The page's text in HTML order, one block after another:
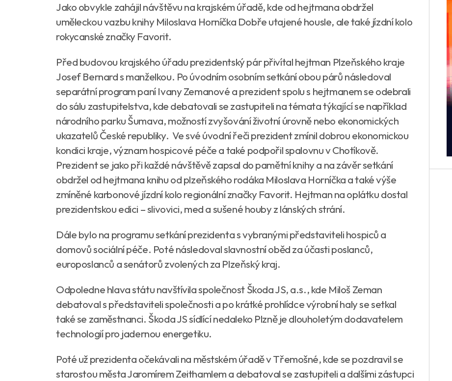
Jako obvykle zahájil návštěvu na krajském úřadě, kde od hejtmana obdržel
uměleckou vazbu knihy Miloslava Horníčka Dobře utajené housle, ale také jízdní kolo
rokycanské značky Favorit.
Před budovou krajského úřadu prezidentský pár přivítal hejtman Plzeňského kraje
Josef Bernard s manželkou. Po úvodním osobním setkání obou párů následoval
separátní program paní Ivany Zemanové a prezident spolu s hejtmanem se odebrali
do sálu zastupitelstva, kde debatovali se zastupiteli na témata týkající se například
národního parku Šumava, možností zvyšování životní úrovně nebo ekonomických
ukazatelů České republiky. Ve své úvodní řeči prezident zmínil dobrou ekonomickou
kondici kraje, význam hospicové péče a také podpořil spalovnu v Chotíkově.
Prezident se jako při každé návštěvě zapsal do pamětní knihy a na závěr setkání
obdržel od hejtmana knihu od plzeňského rodáka Miloslava Horníčka a také výše
zmíněné karbonové jízdní kolo regionální značky Favorit. Hejtman na oplátku dostal
prezidentskou edici – slivovici, med a sušené houby z lánských strání.
Dále bylo na programu setkání prezidenta s vybranými představiteli hospiců a
domovů sociální péče. Poté následoval slavnostní oběd za účasti poslanců,
europoslanců a senátorů zvolených za Plzeňský kraj.
Odpoledne hlava státu navštívila společnost Škoda JS, a.s., kde Miloš Zeman
debatoval s představiteli společnosti a po krátké prohlídce výrobní haly se setkal
také se zaměstnanci. Škoda JS sídlící nedaleko Plzně je dlouholetým dodavatelem
technologií pro jadernou energetiku.
Poté už prezidenta očekávali na městském úřadě v Třemošné, kde se pozdravil se
starostou města Jaromírem Zeithamlem a debatoval se zastupiteli a dalšími zástupci